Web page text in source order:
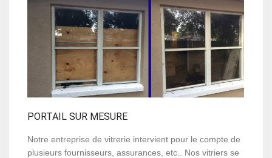
PORTAIL SUR MESURE
Notre entreprise de vitrerie intervient pour le compte de
plusieurs fournisseurs, assurances, etc.. Nos vitriers se